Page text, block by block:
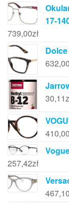
17-
739,00zł
632,00
30,11
410,00
257,42zł
467,10